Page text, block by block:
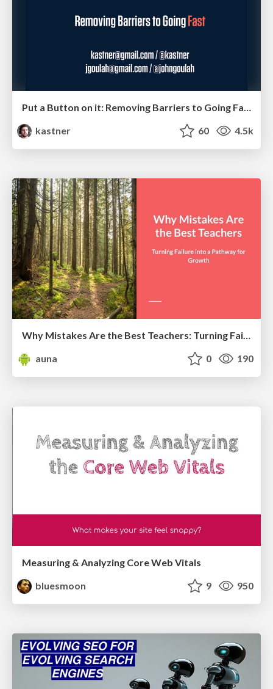
Put a Button on it: Removing Barriers to Going Fast.
kastner
60 4.5k
Why Mistakes Are the Best Teachers: Turning Failure into a Pathway for Growth
auna
0 190
Measuring & Analyzing Core Web Vitals
bluesmoon
9 950